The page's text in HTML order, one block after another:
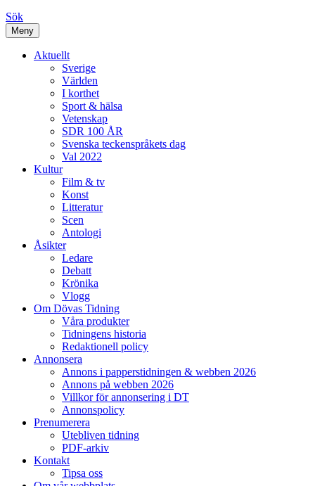
Sök
Meny
Aktuellt
Sverige
Världen
I korthet
Sport & hälsa
Vetenskap
SDR 100 ÅR
Svenska teckenspråkets dag
Val 2022
Kultur
Film & tv
Konst
Litteratur
Scen
Antologi
Åsikter
Ledare
Debatt
Krönika
Vlogg
Om Dövas Tidning
Våra produkter
Tidningens historia
Redaktionell policy
Annonsera
Annons i papperstidningen & webben 2026
Annons på webben 2026
Villkor för annonsering i DT
Annonspolicy
Prenumerera
Utebliven tidning
PDF-arkiv
Kontakt
Tipsa oss